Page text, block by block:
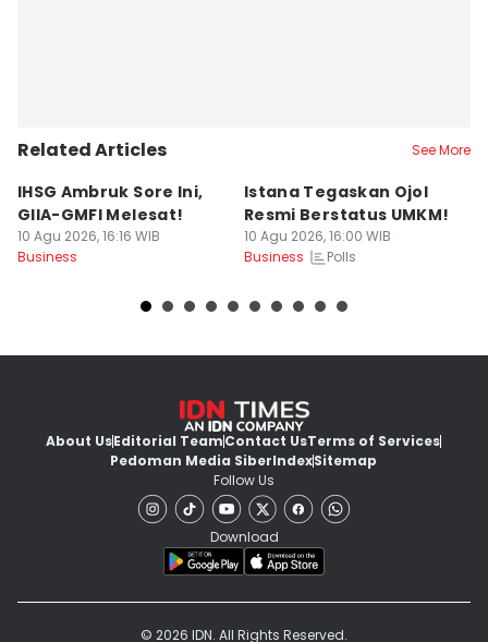
Related Articles See More
IHSG Ambruk Sore Ini,
GIIA-GMFI Melesat!
10 Agu 2026, 16:16 WIB
Business
Istana Tegaskan Ojol
Resmi Berstatus UMKM!
10 Agu 2026, 16:00 WIB
Business
Polls
About UsEditorial TeamContact UsTerms of Services
Pedoman Media SiberIndexSitemap
Follow Us
Download
© 2026 IDN. All Rights Reserved.